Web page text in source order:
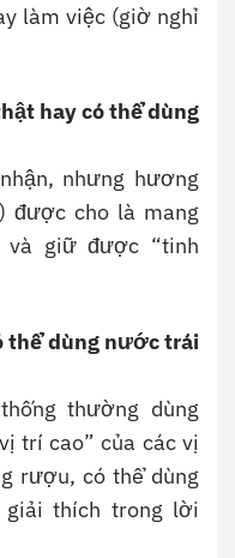
làm việc (giờ nghỉ
hay có thể dùng
nhưng hương
được cho là mang
giữ được “tinh
thể dùng nước trái
thường dùng
trí cao” của các vị
rượu, có thể dùng
thích trong lời